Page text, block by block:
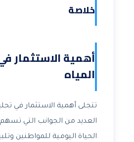
خلاصة
أهمية الاستثمار
المياه
تتجلى أهمية الاستثمار في
العديد من الجوانب التي
الحياة اليومية للمواطنين